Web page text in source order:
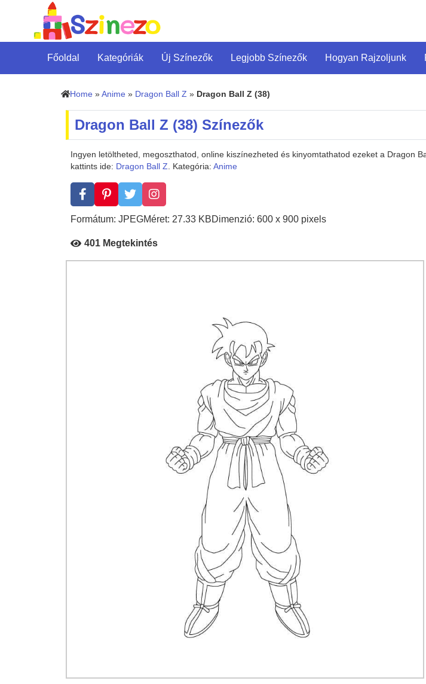
Főoldal Kategóriák Új Színezők Legjobb Színezők Hogyan Rajzoljunk
Home » Anime » Dragon Ball Z » Dragon Ball Z (38)
Dragon Ball Z (38) Színezők
Ingyen letöltheted, megoszthatod, online kiszínezheted és kinyomtathatod ezeket a Dragon
kattints ide: Dragon Ball Z. Kategória: Anime
Formátum: JPEGMéret: 27.33 KBDimenzió: 600 x 900 pixels
401 Megtekintés